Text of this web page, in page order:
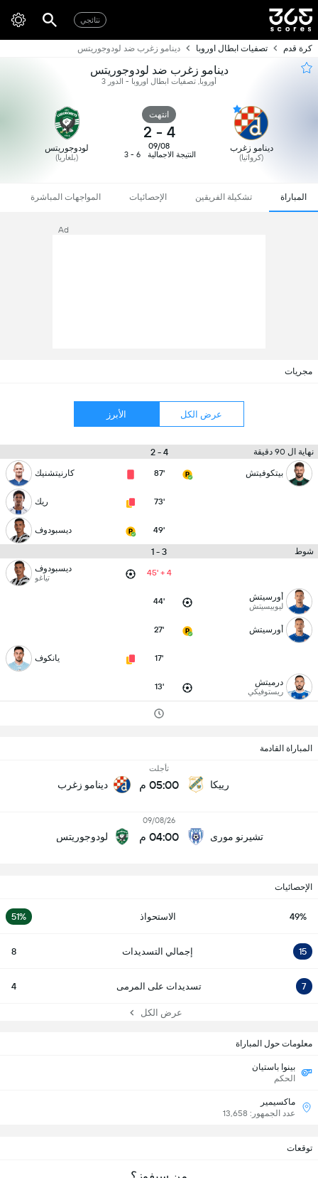
نتائجي
كرة قدم تصفيات ابطال اوروبا دينامو زغرب ضد لودوجوريتس
دينامو زغرب ضد لودوجوريتس
أوروبا, تصفيات ابطال اوروبا - الدور 3
دينامو زغرب
(كرواتيا)
انتهت
4
-
2
09/08
النتيجة الاجمالية
6 - 3
لودوجوريتس
(بلغاريا)
المباراة تشكيلة الفريقين الإحصائيات المواجهات المباشرة
Ad
مجريات
عرض الكل الأبرز
نهاية ال 90 دقيقة 4 - 2
بيتكوفيتش 87' كارنيتشنيك
73' ريك
49' ديسبودوف
شوط 3 - 1
45' + 4 ديسبودوف
تياغو
أورسيتش
ليوبيسيتش 44'
أورسيتش 27'
17' يانكوف
درميتش
ريستوفيكي 13'
المباراة القادمة
رييكا
تأجلت
05:00 م دينامو زغرب
تشيرنو مورى
09/08/26
04:00 م لودوجوريتس
الإحصائيات
49% الاستحواذ 51%
15 إجمالي التسديدات 8
7 تسديدات على المرمى 4
عرض الكل
معلومات حول المباراة
بينوا باستيان
الحكم
ماكسيمير
عدد الجمهور: 13,658
توقعات